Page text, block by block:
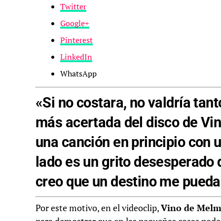
Twitter
Google+
Pinterest
LinkedIn
WhatsApp
«Si no costara, no valdría
más acertada del disco de
una canción en principio con
lado es un grito
creo que un destino me
Por este motivo, en el videoclip,Vino de